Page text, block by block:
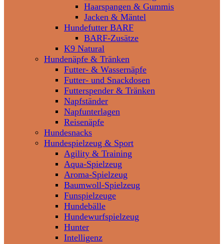
Haarspangen & Gummis
Jacken & Mäntel
Hundefutter BARF
BARF-Zusätze
K9 Natural
Hundenäpfe & Tränken
Futter- & Wassernäpfe
Futter- und Snackdosen
Futterspender & Tränken
Napfständer
Napfunterlagen
Reisenäpfe
Hundesnacks
Hundespielzeug & Sport
Agility & Training
Aqua-Spielzeug
Aroma-Spielzeug
Baumwoll-Spielzeug
Funspielzeuge
Hundebälle
Hundewurfspielzeug
Hunter
Intelligenz